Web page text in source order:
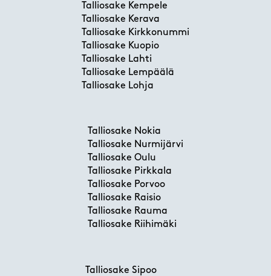
Talliosake Kempele
Talliosake Kerava
Talliosake Kirkkonummi
Talliosake Kuopio
Talliosake Lahti
Talliosake Lempäälä
Talliosake Lohja
Talliosake Nokia
Talliosake Nurmijärvi
Talliosake Oulu
Talliosake Pirkkala
Talliosake Porvoo
Talliosake Raisio
Talliosake Rauma
Talliosake Riihimäki
Talliosake Sipoo